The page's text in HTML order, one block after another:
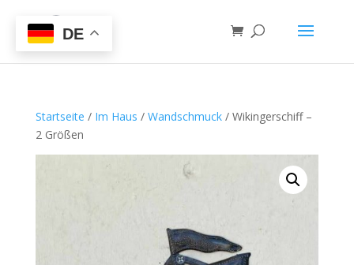
Startseite / Im Haus / Wandschmuck/ Wikingerschiff –
2 Größen
DE